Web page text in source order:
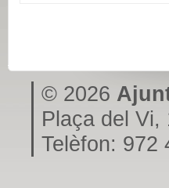
© 2026
Plaça del Vi,
Telèfon: 972